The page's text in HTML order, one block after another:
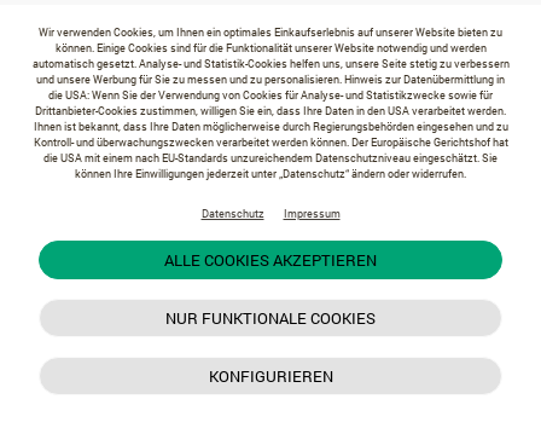
Wir verwenden Cookies, um Ihnen ein optimales Einkaufserlebnis auf unserer Website bieten zu
können. Einige Cookies sind für die Funktionalität unserer Website notwendig und werden
automatisch gesetzt. Analyse- und Statistik-Cookies helfen uns, unsere Seite stetig zu verbessern
und unsere Werbung für Sie zu messen und zu personalisieren. Hinweis zur Datenübermittlung in
die USA: Wenn Sie der Verwendung von Cookies für Analyse- und Statistikzwecke sowie für
Drittanbieter-Cookies zustimmen, willigen Sie ein, dass Ihre Daten in den USA verarbeitet werden.
Ihnen ist bekannt, dass Ihre Daten möglicherweise durch Regierungsbehörden eingesehen und zu
Kontroll- und überwachungszwecken verarbeitet werden können. Der Europäische Gerichtshof hat
die USA mit einem nach EU-Standards unzureichendem Datenschutzniveau eingeschätzt. Sie
können Ihre Einwilligungen jederzeit unter „Datenschutz“ ändern oder widerrufen.
Datenschutz Impressum
ALLE COOKIES AKZEPTIEREN
NUR FUNKTIONALE COOKIES
KONFIGURIEREN